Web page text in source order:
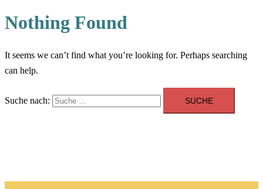
Nothing Found
It seems we can’t find what you’re looking for. Perhaps searching
can help.
Suche nach: